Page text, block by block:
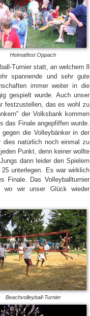
Heimatfest Oppach
Turnier statt, an welchem 8
spannende und sehr gute
immer weiter in die
gespielt wurde. Auch unser
festzustellen, das es wohl zu
der Volksbank kommen
das Finale angepfiffen wurde.
die Volleybänker in der
dies natürlich noch einmal zu
Punkt, denn keiner wollte
dann leider den Spielern
unterlegen. Es war wirklich
Finale. Das Volleyballturnier
wo wir unser Glück wieder
Beachvolleyball-Turnier